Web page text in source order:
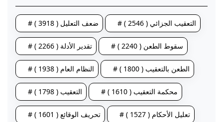
# ضعف التعليل ( 3918 ) # التعقيب الجزائي ( 2546 )
# تقدير الأدلة ( 2266 ) # سقوط الطعن ( 2240 )
# النظام العام ( 1938 ) # الطعن بالتعقيب ( 1800 )
# التعقيب ( 1798 ) # محكمة التعقيب ( 1610 )
# تحريف الوقائع ( 1601 ) # تعليل الأحكام ( 1527 )